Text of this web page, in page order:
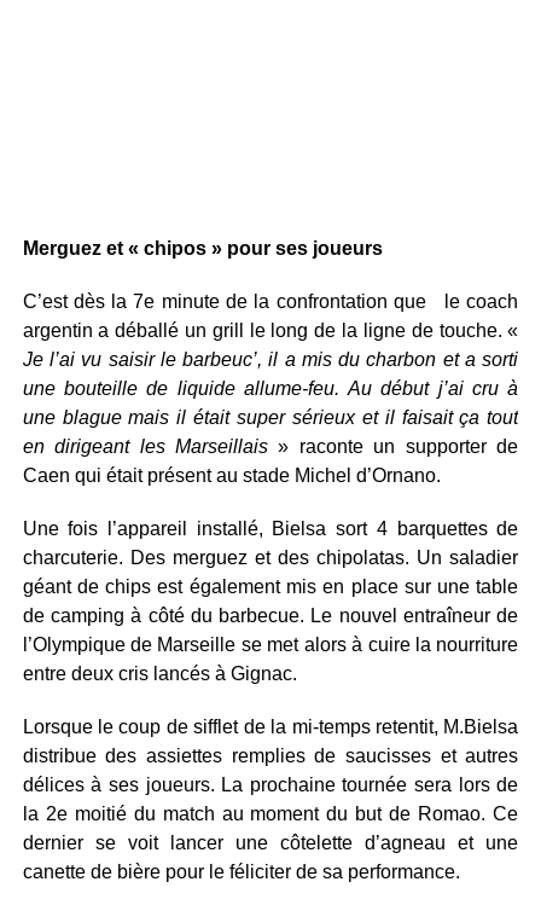
Merguez et « chipos » pour ses joueurs
C’est dès la 7e minute de la confrontation que
le coach
argentin a déballé un grill le long de la ligne de touche. «
Je l’ai vu saisir le barbeuc’, il a mis du charbon et a sorti
une bouteille de liquide allume-feu. Au début j’ai cru à
une blague mais il était super sérieux et il faisait ça tout
en dirigeant les Marseillais » raconte un supporter de
Caen qui était présent au stade Michel d’Ornano.
Une fois l’appareil installé, Bielsa sort 4 barquettes de
charcuterie. Des merguez et des chipolatas. Un saladier
géant de chips est également mis en place sur une table
de camping à côté du barbecue. Le nouvel entraîneur de
l’Olympique de Marseille se met alors à cuire la nourriture
entre deux cris lancés à Gignac.
Lorsque le coup de sifflet de la mi-temps retentit, M.Bielsa
distribue des assiettes remplies de saucisses et autres
délices à ses joueurs. La prochaine tournée sera lors de
la 2e moitié du match au moment du but de Romao. Ce
dernier se voit lancer une côtelette d’agneau et une
canette de bière pour le féliciter de sa performance.